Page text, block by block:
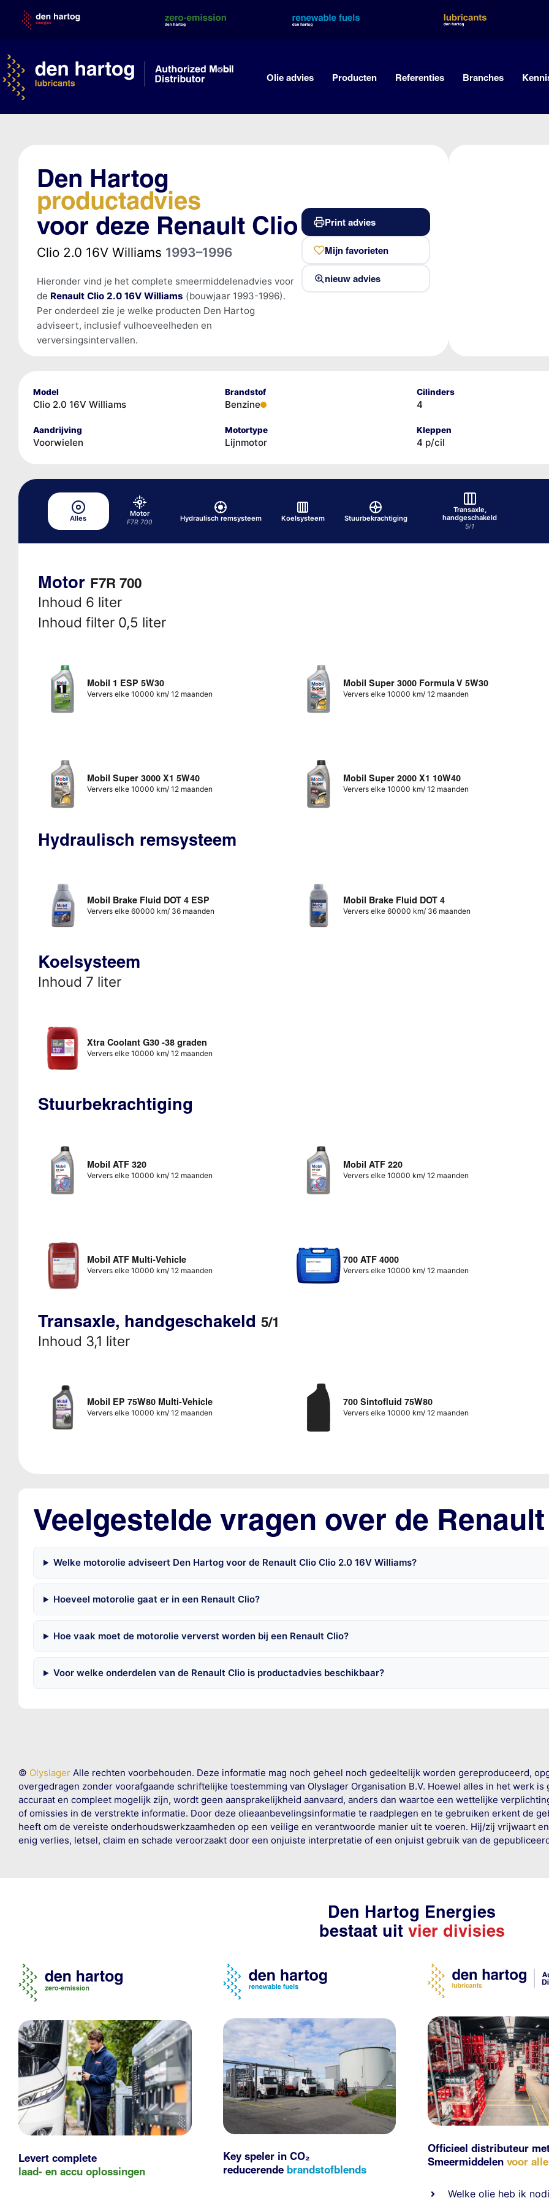
content
Olie advies Producten Referenties Branches
Den Hartog
productadvies
voor deze Renault Clio
Clio 2.0 16V Williams 1993–1996
Hieronder vind je het complete smeermiddelenadvies voor
de Renault Clio 2.0 16V Williams (bouwjaar 1993-1996).
Per onderdeel zie je welke producten Den Hartog
adviseert, inclusief vulhoeveelheden en
verversingsintervallen.
Print advies
Mijn favorieten
nieuw advies
Model
Clio 2.0 16V Williams
Brandstof
Benzine
Cilinders
4
Aandrijving
Voorwielen
Motortype
Lijnmotor
Kleppen
4 p/cil
Alles
Motor
F7R 700 Hydraulisch remsysteem Koelsysteem Stuurbekrachtiging
Transaxle,
handgeschakeld
5/1
Motor F7R 700
Inhoud 6 liter
Inhoud filter 0,5 liter
Mobil 1 ESP 5W30
Ververs elke 10000 km/ 12 maanden
Mobil Super 3000 Formula V 5W30
Ververs elke 10000 km/ 12 maanden
Mobil Super 3000 X1 5W40
Ververs elke 10000 km/ 12 maanden
Mobil Super 2000 X1 10W40
Ververs elke 10000 km/ 12 maanden
Hydraulisch remsysteem
Mobil Brake Fluid DOT 4 ESP
Ververs elke 60000 km/ 36 maanden
Mobil Brake Fluid DOT 4
Ververs elke 60000 km/ 36 maanden
Koelsysteem
Inhoud 7 liter
Xtra Coolant G30 -38 graden
Ververs elke 10000 km/ 12 maanden
Stuurbekrachtiging
Mobil ATF 320
Ververs elke 10000 km/ 12 maanden
Mobil ATF 220
Ververs elke 10000 km/ 12 maanden
Mobil ATF Multi-Vehicle
Ververs elke 10000 km/ 12 maanden
700 ATF 4000
Ververs elke 10000 km/ 12 maanden
Transaxle, handgeschakeld 5/1
Inhoud 3,1 liter
Mobil EP 75W80 Multi-Vehicle
Ververs elke 10000 km/ 12 maanden
700 Sintofluid 75W80
Ververs elke 10000 km/ 12 maanden
Veelgestelde vragen over de
Welke motorolie adviseert Den Hartog voor de Renault Clio Clio 2.0 16V Williams?
Hoeveel motorolie gaat er in een Renault Clio?
Hoe vaak moet de motorolie ververst worden bij een Renault Clio?
Voor welke onderdelen van de Renault Clio is productadvies beschikbaar?
© OlyslagerAlle rechten voorbehouden. Deze informatie mag noch geheel noch gedeeltelijk worden gereproduceerd,
overgedragen zonder voorafgaande schriftelijke toestemming van Olyslager Organisation B.V. Hoewel alles in het werk
accuraat en compleet mogelijk zijn, wordt geen aansprakelijkheid aanvaard, anders dan waartoe een wettelijke
of omissies in de verstrekte informatie. Door deze olieaanbevelingsinformatie te raadplegen en te gebruiken erkent de
heeft om de vereiste onderhoudswerkzaamheden op een veilige en verantwoorde manier uit te voeren. Hij/zij vrijwaart
enig verlies, letsel, claim en schade veroorzaakt door een onjuiste interpretatie of een onjuist gebruik van de
Den Hartog Energies
bestaat uit vier divisies
Levert complete
laad- en accu oplossingen
Key speler in CO₂
reducerende brandstofblends
Officieel distributeur
Smeermiddelen voor
Welke olie heb ik